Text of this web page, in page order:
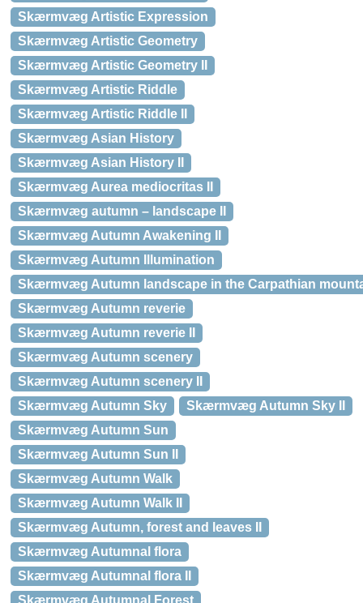
Skærmvæg Artistic Expression
Skærmvæg Artistic Geometry
Skærmvæg Artistic Geometry II
Skærmvæg Artistic Riddle
Skærmvæg Artistic Riddle II
Skærmvæg Asian History
Skærmvæg Asian History II
Skærmvæg Aurea mediocritas II
Skærmvæg autumn – landscape II
Skærmvæg Autumn Awakening II
Skærmvæg Autumn Illumination
Skærmvæg Autumn landscape in the Carpathian
Skærmvæg Autumn reverie
Skærmvæg Autumn reverie II
Skærmvæg Autumn scenery
Skærmvæg Autumn scenery II
Skærmvæg Autumn Sky
Skærmvæg Autumn Sky II
Skærmvæg Autumn Sun
Skærmvæg Autumn Sun II
Skærmvæg Autumn Walk
Skærmvæg Autumn Walk II
Skærmvæg Autumn, forest and leaves II
Skærmvæg Autumnal flora
Skærmvæg Autumnal flora II
Skærmvæg Autumnal Forest